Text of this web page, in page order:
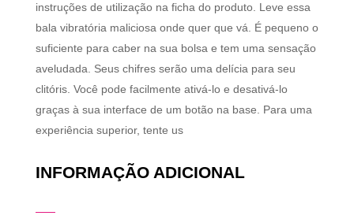
instruções de utilização na ficha do produto. Leve essa
bala vibratória maliciosa onde quer que vá. É pequeno o
suficiente para caber na sua bolsa e tem uma sensação
aveludada. Seus chifres serão uma delícia para seu
clitóris. Você pode facilmente ativá-lo e desativá-lo
graças à sua interface de um botão na base. Para uma
experiência superior, tente us
INFORMAÇÃO ADICIONAL